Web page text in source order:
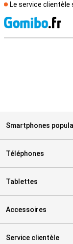
Le service clientèle
Smartphones
Téléphones
Tablettes
Accessoires
Service clientèle